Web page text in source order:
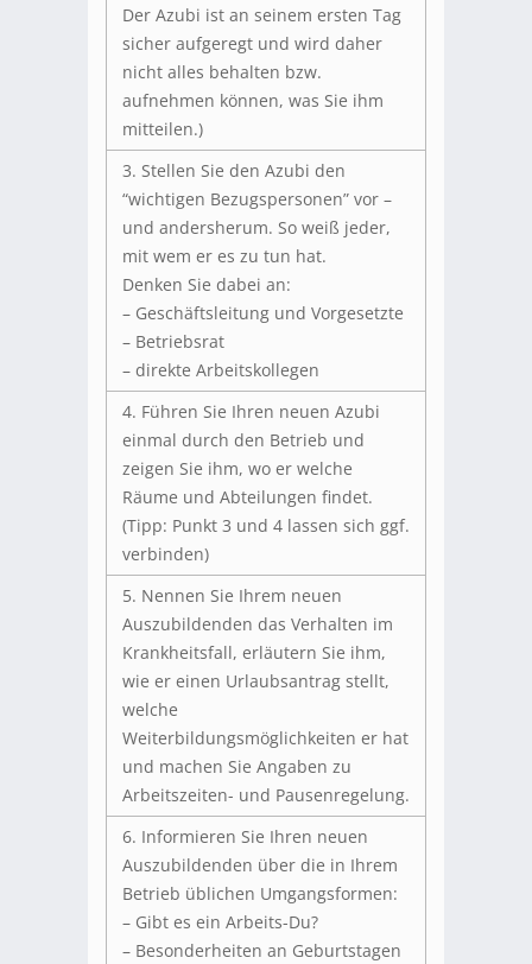
Der Azubi ist an seinem ersten Tag
sicher aufgeregt und wird daher
nicht alles behalten bzw.
aufnehmen können, was Sie ihm
mitteilen.)
3. Stellen Sie den Azubi den
“wichtigen Bezugspersonen” vor –
und andersherum. So weiß jeder,
mit wem er es zu tun hat.
Denken Sie dabei an:
– Geschäftsleitung und Vorgesetzte
– Betriebsrat
– direkte Arbeitskollegen
4. Führen Sie Ihren neuen Azubi
einmal durch den Betrieb und
zeigen Sie ihm, wo er welche
Räume und Abteilungen findet.
(Tipp: Punkt 3 und 4 lassen sich ggf.
verbinden)
5. Nennen Sie Ihrem neuen
Auszubildenden das Verhalten im
Krankheitsfall, erläutern Sie ihm,
wie er einen Urlaubsantrag stellt,
welche
Weiterbildungsmöglichkeiten er hat
und machen Sie Angaben zu
Arbeitszeiten- und Pausenregelung.
6. Informieren Sie Ihren neuen
Auszubildenden über die in Ihrem
Betrieb üblichen Umgangsformen:
– Gibt es ein Arbeits-Du?
– Besonderheiten an Geburtstagen